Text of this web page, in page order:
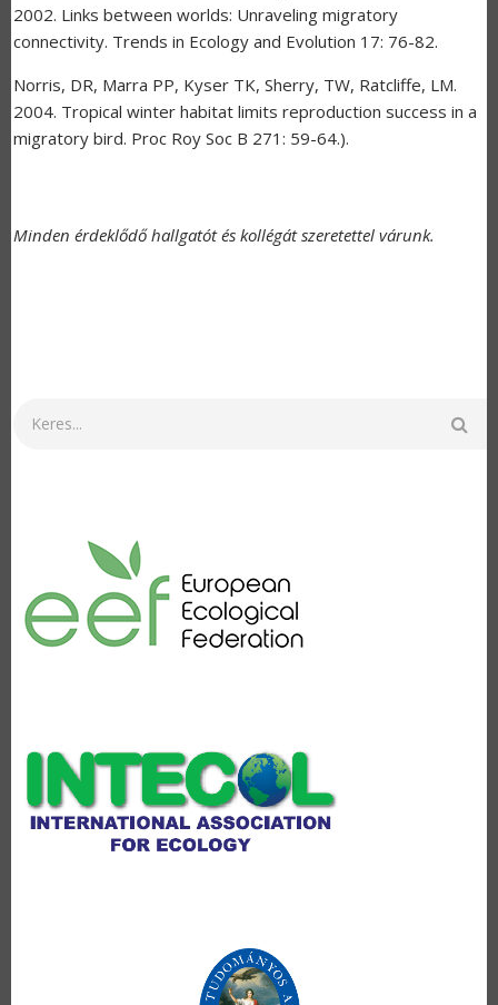
2002. Links between worlds: Unraveling migratory
connectivity. Trends in Ecology and Evolution 17: 76-82.
Norris, DR, Marra PP, Kyser TK, Sherry, TW, Ratcliffe, LM.
2004. Tropical winter habitat limits reproduction success in a
migratory bird. Proc Roy Soc B 271: 59-64.).
Minden érdeklődő hallgatót és kollégát szeretettel várunk.